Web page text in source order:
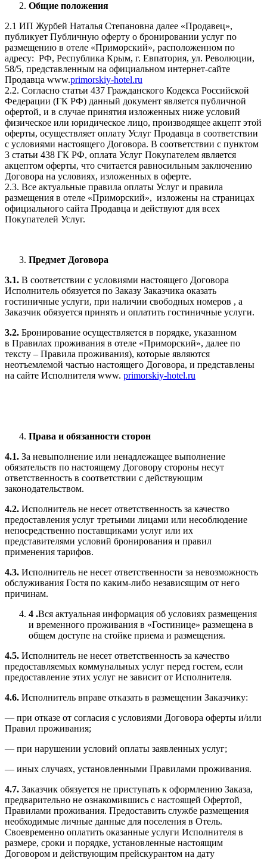
Общие положения
2.1 ИП Журбей Наталья Степановна далее «Продавец»,
публикует Публичную оферту о бронировании услуг по
размещению в отеле «Приморский», расположенном по
адресу: РФ, Республика Крым, г. Евпатория, ул. Революции,
58/5, представленным на официальном интернет-сайте
Продавца www.primorskiy-hotel.ru
2.2. Согласно статьи 437 Гражданского Кодекса Российской
Федерации (ГК РФ) данный документ является публичной
офертой, и в случае принятия изложенных ниже условий
физическое или юридическое лицо, производящее акцепт этой
оферты, осуществляет оплату Услуг Продавца в соответствии
с условиями настоящего Договора. В соответствии с пунктом
3 статьи 438 ГК РФ, оплата Услуг Покупателем является
акцептом оферты, что считается равносильным заключению
Договора на условиях, изложенных в оферте.
2.3. Все актуальные правила оплаты Услуг и правила
размещения в отеле «Приморский», изложены на страницах
официального сайта Продавца и действуют для всех
Покупателей Услуг.
Предмет Договора
3.1. В соответствии с условиями настоящего Договора
Исполнитель обязуется по Заказу Заказчика оказать
гостиничные услуги, при наличии свободных номеров , а
Заказчик обязуется принять и оплатить гостиничные услуги.
3.2. Бронирование осуществляется в порядке, указанном
в Правилах проживания в отеле «Приморский», далее по
тексту – Правила проживания), которые являются
неотъемлемой частью настоящего Договора, и представлены
на сайте Исполнителя www. primorskiy-hotel.ru
Права и обязанности сторон
4.1. За невыполнение или ненадлежащее выполнение
обязательств по настоящему Договору стороны несут
ответственность в соответствии с действующим
законодательством.
4.2. Исполнитель не несет ответственность за качество
предоставления услуг третьими лицами или несоблюдение
непосредственно поставщиками услуг или их
представителями условий бронирования и правил
применения тарифов.
4.3. Исполнитель не несет ответственности за невозможность
обслуживания Гостя по каким-либо независящим от него
причинам.
4 .Вся актуальная информация об условиях размещения
и временного проживания в «Гостинице» размещена в
общем доступе на стойке приема и размещения.
4.5. Исполнитель не несет ответственность за качество
предоставляемых коммунальных услуг перед гостем, если
предоставление этих услуг не зависит от Исполнителя.
4.6. Исполнитель вправе отказать в размещении Заказчику:
— при отказе от согласия с условиями Договора оферты и/или
Правил проживания;
— при нарушении условий оплаты заявленных услуг;
— иных случаях, установленными Правилами проживания.
4.7. Заказчик обязуется не приступать к оформлению Заказа,
предварительно не ознакомившись с настоящей Офертой,
Правилами проживания. Предоставить службе размещения
необходимые личные данные для поселения в Отель.
Своевременно оплатить оказанные услуги Исполнителя в
размере, сроки и порядке, установленные настоящим
Договором и действующим прейскурантом на дату